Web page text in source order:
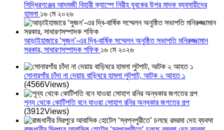
সিদ্ধিরগঞ্জের আদমজী বিহারী ক্যাম্পে নিরীহ যুবকের উপর মাদক ব্যবসায়ীদের
হামলা ১৬ মে ২০২৬
আড়াইহাজারে ‘সুজন’-এর দ্বি-বার্ষিক সম্মেলন অনুষ্ঠিত সভাপতি মনিরুজ্জামান
সরকার, সাধারণসম্পাদক শফিক ১৬ মে ২০২৬
সোনারগাঁয় চাঁদা না দেয়ায় বাড়িঘরে হামলা লুটপাট, আটক ২ আহত ১
(4566Views)
শূন্য থেকে কোটিপতি বনে যাওয়া সোহাগ রনির অন্ধকার জগতের গল্প
(3912Views)